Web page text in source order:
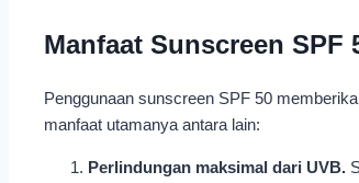
Manfaat Sunscreen
Penggunaan sunscreen SPF 50
manfaat utamanya antara lain:
Perlindungan maksimal dari UVB.